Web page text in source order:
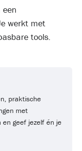
werkt met
tools.
praktische
met
en geef jezelf én je